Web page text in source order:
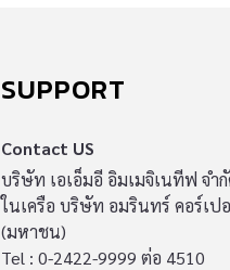
SUPPORT
Contact US
บริษัท เอเอ็มอี อิมเมจิเนทีฟ จำ
ในเครือ บริษัท อมรินทร์ คอร์เป
(มหาชน)
Tel : 0-2422-9999 ต่อ 4510